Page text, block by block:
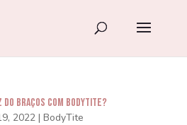
braços com BodyTite?
2022| BodyTite